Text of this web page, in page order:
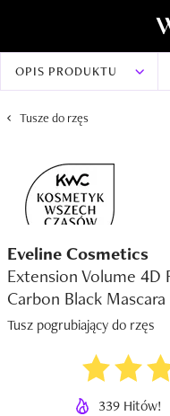
OPIS PRODUKTU
Tusze do rzęs
Eveline Cosmetics
Extension Volume 4D
Carbon Black Mascara
Tusz pogrubiający do rzęs
339 Hitów!